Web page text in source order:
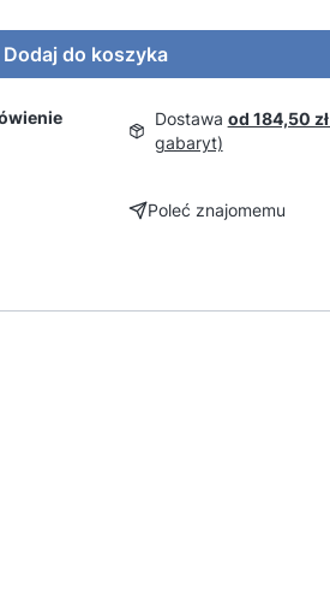
Dodaj do koszyka
Dostawa od 184,50 zł
gabaryt)
Poleć znajomemu